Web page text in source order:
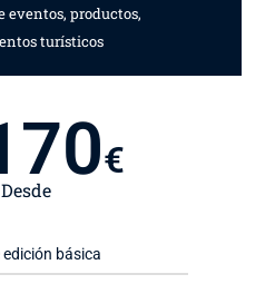
eventos, productos,
turísticos
€
Desde
edición básica